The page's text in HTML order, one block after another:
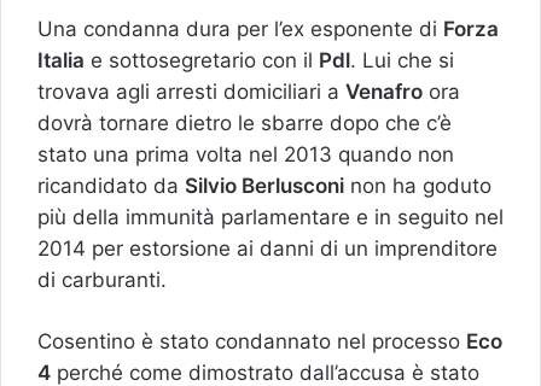
Una condanna dura per l’ex esponente di Forza
Italia e sottosegretario con il Pdl. Lui che si
trovava agli arresti domiciliari a Venafro ora
dovrà tornare dietro le sbarre dopo che c’è
stato una prima volta nel 2013 quando non
ricandidato da Silvio Berlusconi non ha goduto
più della immunità parlamentare e in seguito nel
2014 per estorsione ai danni di un imprenditore
di carburanti.
Cosentino è stato condannato nel processo Eco
4 perché come dimostrato dall’accusa è stato